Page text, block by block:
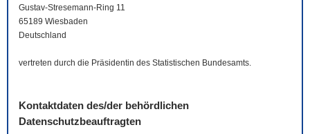
Gustav-Stresemann-Ring 11
65189 Wiesbaden
Deutschland
vertreten durch die Präsidentin des Statistischen Bundesamts.
Kontaktdaten des/der behördlichen
Datenschutzbeauftragten